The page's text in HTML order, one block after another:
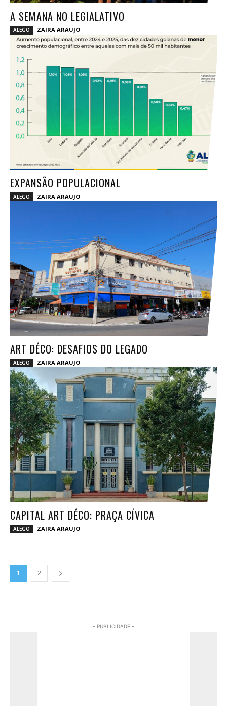
A SEMANA NO LEGIALATIVO
ALEGO ZAIRA ARAUJO
EXPANSÃO POPULACIONAL
ALEGO ZAIRA ARAUJO
ART DÉCO: DESAFIOS DO LEGADO
ALEGO ZAIRA ARAUJO
CAPITAL ART DÉCO: PRAÇA CÍVICA
ALEGO ZAIRA ARAUJO
1 2
- PUBLICIDADE -